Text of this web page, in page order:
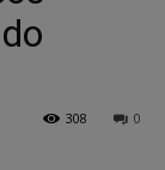
0
308